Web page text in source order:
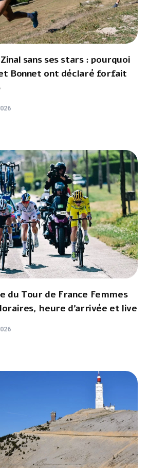
sans ses stars : pourquoi
Bonnet ont déclaré forfait
du Tour de France Femmes
heure d'arrivée et live